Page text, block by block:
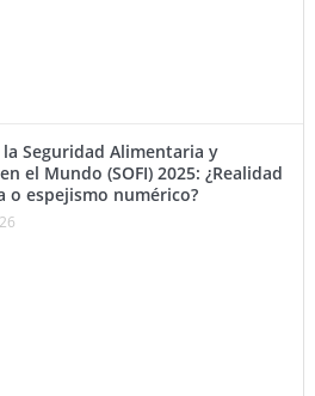
la Seguridad Alimentaria y
el Mundo (SOFI) 2025: ¿Realidad
o espejismo numérico?